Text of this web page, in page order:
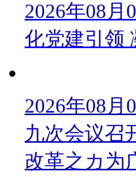
2026年08
化党建引领
2026年08
九次会议召
改革之カ为